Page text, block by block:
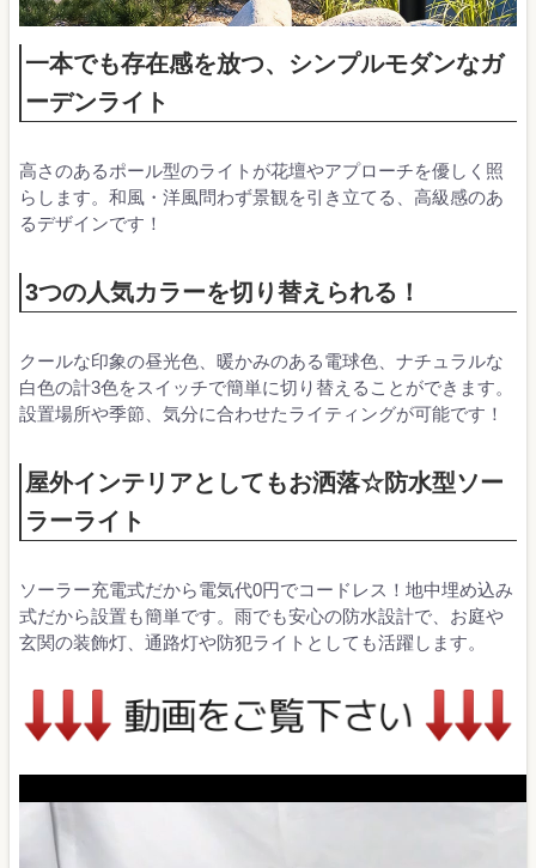
一本でも存在感を放つ、シンプルモダンなガ
ーデンライト
高さのあるポール型のライトが花壇やアプローチを優しく照
らします。和風・洋風問わず景観を引き立てる、高級感のあ
るデザインです！
3つの人気カラーを切り替えられる！
クールな印象の昼光色、暖かみのある電球色、ナチュラルな
白色の計3色をスイッチで簡単に切り替えることができます。
設置場所や季節、気分に合わせたライティングが可能です！
屋外インテリアとしてもお洒落☆防水型ソー
ラーライト
ソーラー充電式だから電気代0円でコードレス！地中埋め込み
式だから設置も簡単です。雨でも安心の防水設計で、お庭や
玄関の装飾灯、通路灯や防犯ライトとしても活躍します。